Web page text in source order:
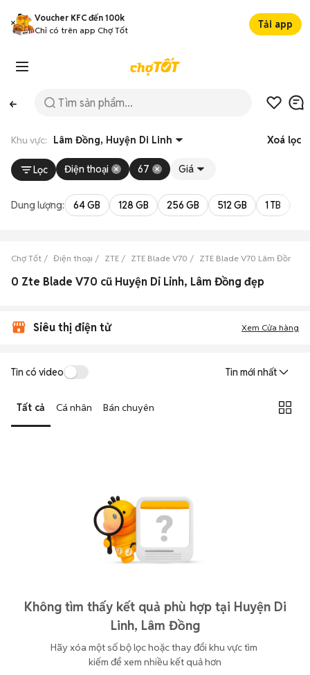
Voucher KFC đến 100k
Chỉ có trên app Chợ Tốt
Tải app
Khu vực: Lâm Đồng, Huyện Di Linh Xoá lọc
Lọc Điện thoại 67 Giá
Dung lượng: 64 GB 128 GB 256 GB 512 GB 1 TB
Chợ Tốt Điện thoại ZTE ZTE Blade V70 ZTE Blade V70 Lâm Đồng
0 Zte Blade V70 cũ Huyện Di Linh, Lâm Đồng đẹp
Siêu thị điện tử Xem Cửa hàng
Tin có video Tin mới nhất
Tất cả Cá nhân Bán chuyên
Không tìm thấy kết quả phù hợp tại Huyện Di
Linh, Lâm Đồng
Hãy xóa một số bộ lọc hoặc thay đổi khu vực tìm
kiếm để xem nhiều kết quả hơn